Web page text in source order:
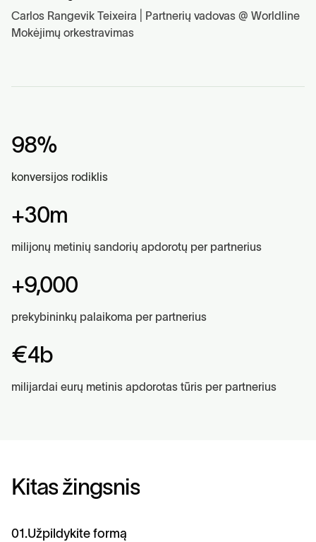
Carlos Rangevik Teixeira | Partnerių vadovas @ Worldline
Mokėjimų orkestravimas
98%
konversijos rodiklis
+30m
milijonų metinių sandorių apdorotų per partnerius
+9,000
prekybininkų palaikoma per partnerius
€4b
milijardai eurų metinis apdorotas tūris per partnerius
Kitas žingsnis
01.Užpildykite formą